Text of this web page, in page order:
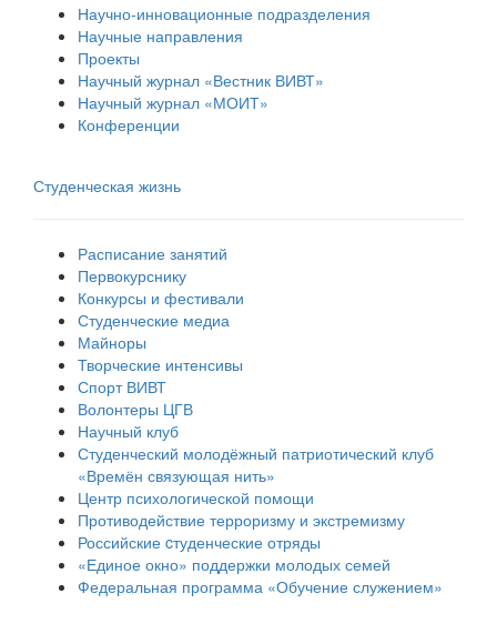
Научно-инновационные подразделения
Научные направления
Проекты
Научный журнал «Вестник ВИВТ»
Научный журнал «МОИТ»
Конференции
Студенческая жизнь
Расписание занятий
Первокурснику
Конкурсы и фестивали
Студенческие медиа
Майноры
Творческие интенсивы
Спорт ВИВТ
Волонтеры ЦГВ
Научный клуб
Студенческий молодёжный патриотический клуб
«Времён связующая нить»
Центр психологической помощи
Противодействие терроризму и экстремизму
Российские cтуденческие отряды
«Единое окно» поддержки молодых семей
Федеральная программа «Обучение служением»